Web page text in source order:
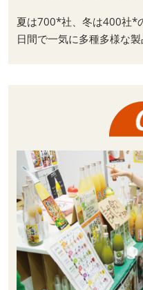
夏は700*社、冬は400社*
日間で一気に多種多様な製